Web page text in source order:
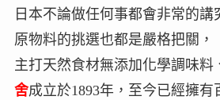
日本不論做任何事都會非常的講
原物料的挑選也都是嚴格把關，
主打天然食材無添加化學調味料
舍成立於1893年，至今已經擁有